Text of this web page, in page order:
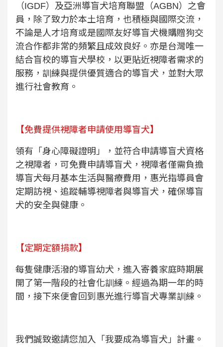
（IGDF）及亞洲導盲犬培育聯盟（AGBN）之會
員，除了致力於本土培育，也積極與國際交流，
不論是人才培育或是國際友好導盲犬機購贈狗交
流合作都非常的頻繁且成效良好。亦是台灣唯一
結合盲校的導盲犬學校，以更貼近視障者需求的
服務，訓練與提供優質適合的導盲犬，並對大眾
進行社會教育。
【免費提供視障者申請使用導盲犬】
領有「身心障礙證明」，並符合申請導盲犬資格
之視障者，可免費申請導盲犬，視障者僅需負擔
導盲犬每月基本生活與醫療費用，惠光指導員會
定期訪視、追蹤輔導視障者與導盲犬，確保導盲
犬的安全與健康。
【定期定額捐款】
每隻健康活潑的導盲幼犬，進入寄養家庭時期展
開了第一階段的社會化訓練。經過為期一年的時
間，接下來便會回到惠光進行導盲犬專業訓練。
我們誠致邀請您加入「我要成為導盲犬」計畫。